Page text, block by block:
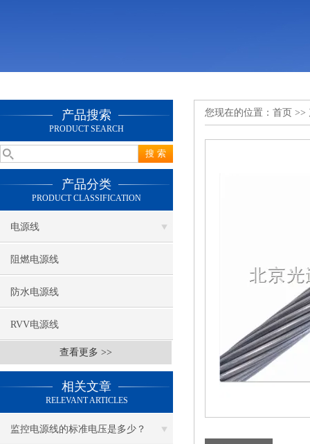
产品搜索
PRODUCT SEARCH
产品分类
PRODUCT CLASSIFICATION
电源线
阻燃电源线
防水电源线
RVV电源线
查看更多 >>
相关文章
RELEVANT ARTICLES
监控电源线的标准电压是多少？
您现在的位置： 首页 >>